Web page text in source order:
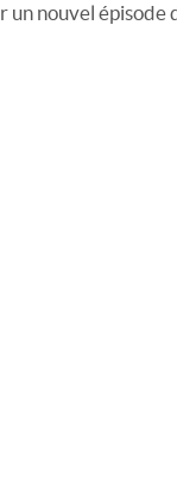
un nouvel épisode